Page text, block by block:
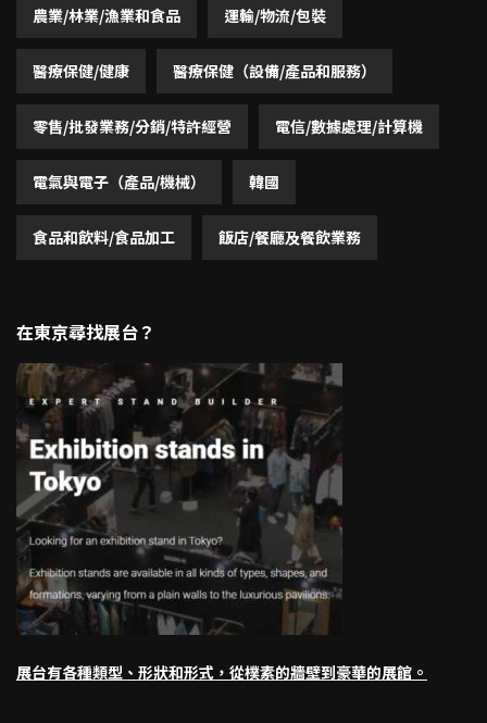
農業/林業/漁業和食品 運輸/物流/包裝
醫療保健/健康 醫療保健（設備/產品和服務）
零售/批發業務/分銷/特許經營 電信/數據處理/計算機
電氣與電子（產品/機械） 韓國
食品和飲料/食品加工 飯店/餐廳及餐飲業務
在東京尋找展台？
展台有各種類型、形狀和形式，從樸素的牆壁到豪華的展館。